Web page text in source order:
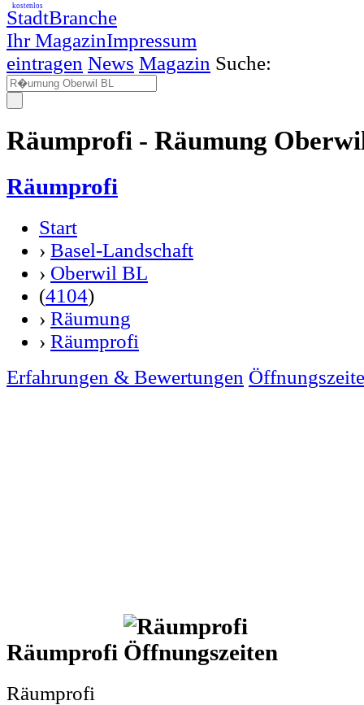
StadtBranche
Ihr MagazinImpressum
kostenlos
eintragen News Magazin Suche:
Räumprofi - Räumung
Räumprofi
Start
› Basel-Landschaft
› Oberwil BL
(4104)
› Räumung
› Räumprofi
Erfahrungen & Bewertungen
Räumprofi
Räumprofi